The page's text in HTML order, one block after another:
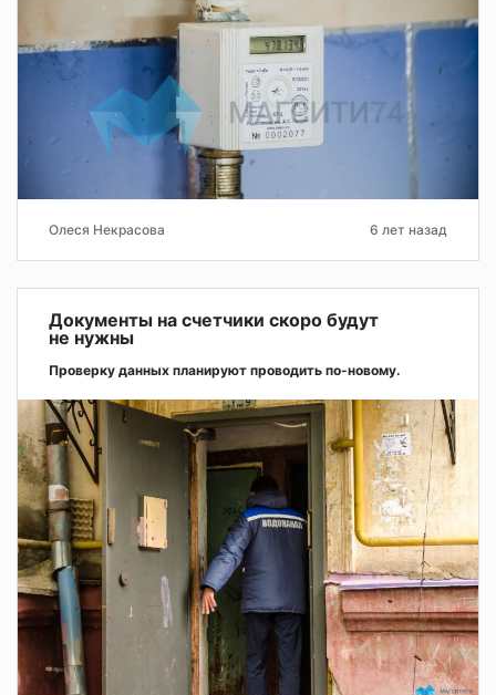
Олеся Некрасова 6 лет назад
Документы на счетчики скоро будут
не нужны
Проверку данных планируют проводить по-новому.